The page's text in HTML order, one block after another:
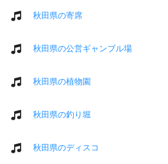
秋田県の寄席
秋田県の公営ギャンブル場
秋田県の植物園
秋田県の釣り堀
秋田県のディスコ